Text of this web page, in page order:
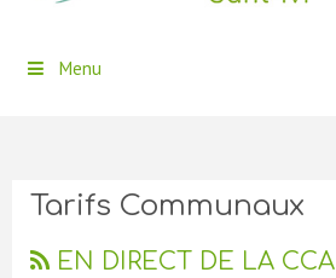
Menu
Tarifs Communaux
EN DIRECT DE LA CCA